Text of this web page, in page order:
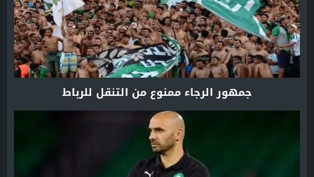
جمهور الرجاء ممنوع من التنقل للرباط